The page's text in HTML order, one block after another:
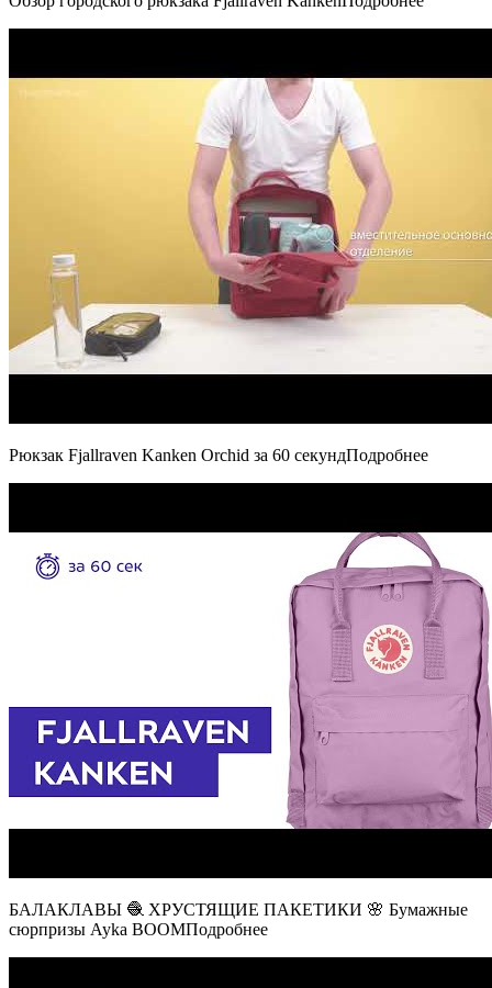
Рюкзак Fjallraven Kanken Orchid за 60 секундПодробнее
БАЛАКЛАВЫ 🧶 ХРУСТЯЩИЕ ПАКЕТИКИ 🌸 Бумажные
сюрпризы Ayka BOOMПодробнее